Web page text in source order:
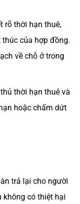
rõ thời hạn thuê,
của hợp đồng.
về chỗ ở trong
thời hạn thuê và
hoặc chấm dứt
trả lại cho người
không có thiệt hại